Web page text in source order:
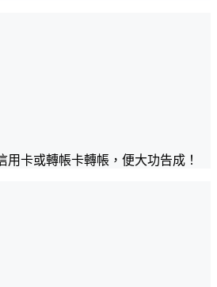
卡或轉帳卡轉帳，便大功告成！